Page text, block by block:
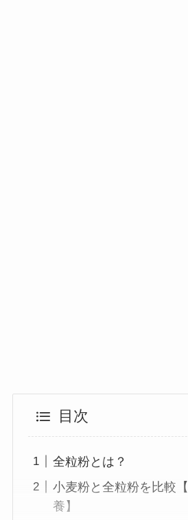
目次
全粒粉とは？
小麦粉と全粒粉を比較
養】